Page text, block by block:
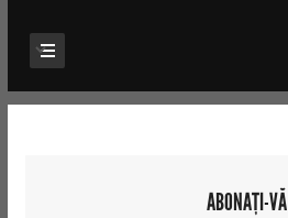
ABONAȚI-VĂ